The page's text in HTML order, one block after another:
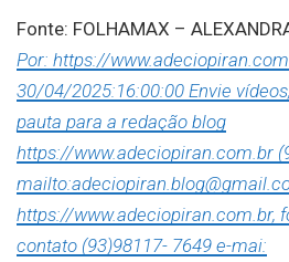
Fonte: FOLHAMAX –
Por: https://
30/04/2025:16:00:00 Envie
pauta para a redação blog
https://www.adeciopiran.com.br
https://www.adeciopiran.com.br,
contato (93)98117- 7649 e-mai: